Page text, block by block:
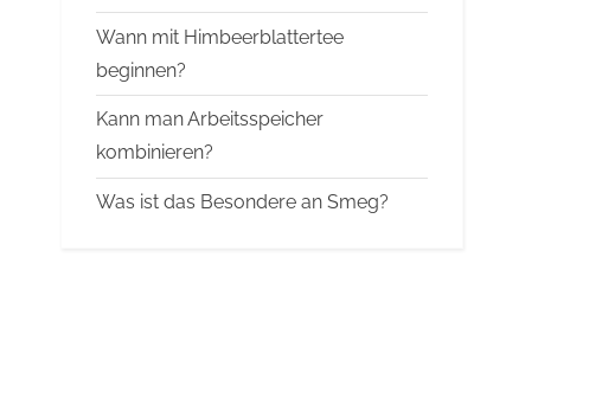
Wann mit Himbeerblattertee
beginnen?
Kann man Arbeitsspeicher
kombinieren?
Was ist das Besondere an Smeg?